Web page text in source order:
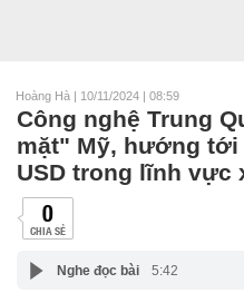
Hoàng Hà | 10/11/2024 | 08:59
Công nghệ Trung
mặt" Mỹ, hướng tới
USD trong lĩnh vực
0
CHIA SẺ
Nghe đọc bài 5:42